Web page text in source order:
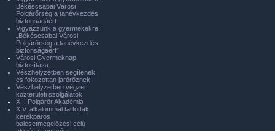
Békéscsabai Városi
Polgárőrség a tanévkezdés
biztonságáért
Vigyázzunk a gyermekekre!
„Békéscsabai Városi
Polgárőrség a tanévkezdés
biztonságáért”
Városi Gyermeknap
biztosítása.
Vészhelyzetben segítenek
és fokozottan járőröznek
Vészhelyzetben végzett
közterületi szolgálatok
XII. Polgárőr Akadémia
XIV. alkalommal tartottak
kerékpáros
balesetmegelőzési célú